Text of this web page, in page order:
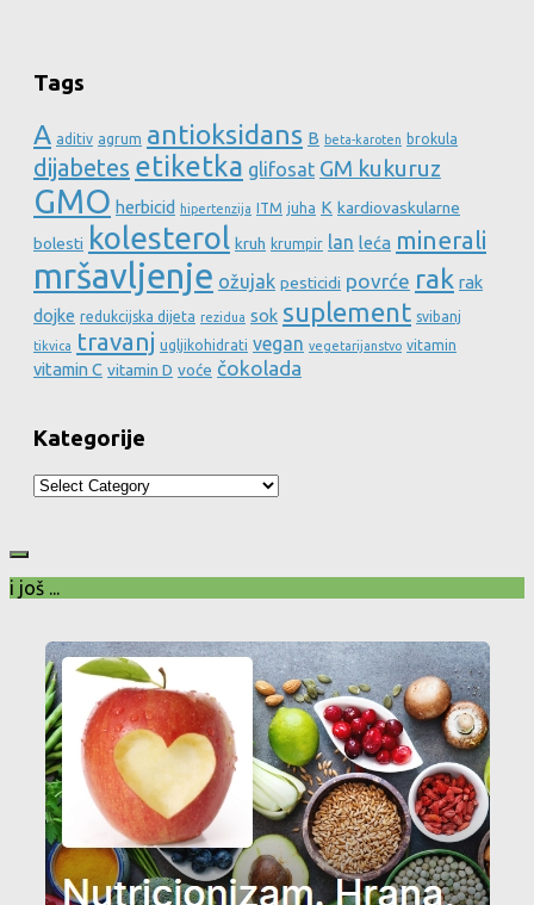
Tags
A aditiv agrum antioksidans B beta-karoten brokula
dijabetes etiketka glifosat GM kukuruz
GMO herbicid hipertenzija ITM juha K kardiovaskularne
bolesti kolesterol kruh krumpir lan leća minerali
mršavljenje ožujak pesticidi povrće rak rak
dojke redukcijska dijeta rezidua sok suplement svibanj
tikvica travanj ugljikohidrati vegan vegetarijanstvo vitamin
vitamin C vitamin D voće čokolada
Kategorije
Kategorije
i još ...